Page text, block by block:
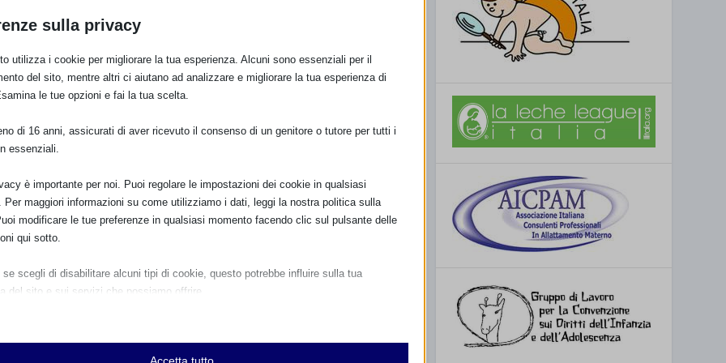
sulla privacy
utilizza i cookie per migliorare la tua esperienza. Alcuni sono essenziali per il
del sito, mentre altri ci aiutano ad analizzare e migliorare la tua esperienza di
le tue opzioni e fai la tua scelta.
di 16 anni, assicurati di aver ricevuto il consenso di un genitore o tutore per tutti i
essenziali.
è importante per noi. Puoi regolare le impostazioni dei cookie in qualsiasi
Per maggiori informazioni su come utilizziamo i dati, leggi la nostra politica sulla
modificare le tue preferenze in qualsiasi momento facendo clic sul pulsante delle
qui sotto.
se scegli di disabilitare alcuni tipi di cookie, questo potrebbe influire sulla tua
del sito e sui servizi che possiamo offrire.
del sito web. Questi cookie e servizi non richiedono il consenso dell'utente
Accetta tutto